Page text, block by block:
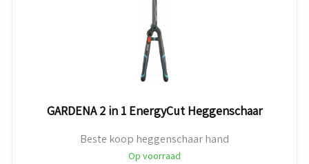
GARDENA 2 in 1 EnergyCut Heggenschaar
Beste koop heggenschaar hand
Op voorraad